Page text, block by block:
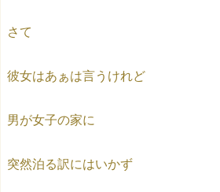
さて
彼女はあぁは言うけれど
男が女子の家に
突然泊る訳にはいかず